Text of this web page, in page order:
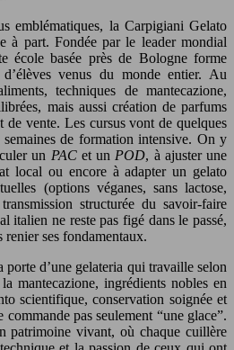
emblématiques, la Carpigiani Gelato
à part. Fondée par le leader mondial
école basée près de Bologne forme
venus du monde entier. Au
techniques de mantecazione,
mais aussi création de parfums
de vente. Les cursus vont de quelques
de formation intensive. On y
un PACet un POD, à ajuster une
local ou encore à adapter un gelato
(options véganes, sans lactose,
structurée du savoir-faire
italien ne reste pas figé dans le passé,
renier ses fondamentaux.
d’une gelateria qui travaille selon
mantecazione, ingrédients nobles en
scientifique, conservation soignée et
pas seulement “une glace”.
patrimoine vivant, où chaque cuillère